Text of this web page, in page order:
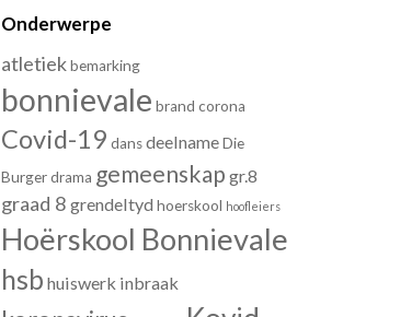
Onderwerpe
atletiek bemarking
bonnievale brand corona
Covid-19 dans deelname Die
Burger drama gemeenskap gr.8
graad 8 grendeltyd hoerskool hoofleiers
Hoërskool Bonnievale
hsb huiswerk inbraak